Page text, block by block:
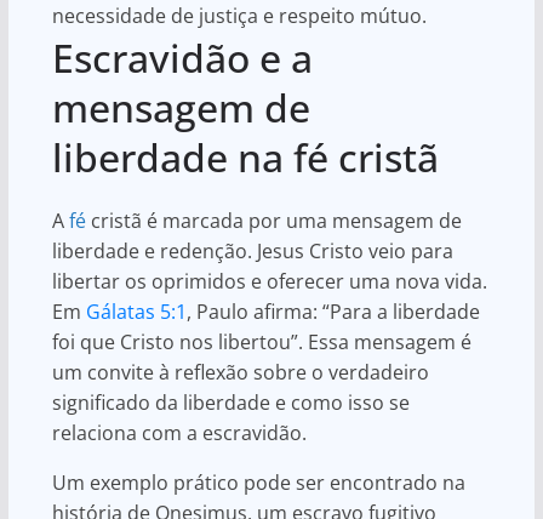
necessidade de justiça e respeito mútuo.
Escravidão e a
mensagem de
liberdade na fé cristã
Afécristã é marcada por uma mensagem de
liberdade e redenção. Jesus Cristo veio para
libertar os oprimidos e oferecer uma nova vida.
Em Gálatas 5:1, Paulo afirma: “Para a liberdade
foi que Cristo nos libertou”. Essa mensagem é
um convite à reflexão sobre o verdadeiro
significado da liberdade e como isso se
relaciona com a escravidão.
Um exemplo prático pode ser encontrado na
história de Onesimus, um escravo fugitivo